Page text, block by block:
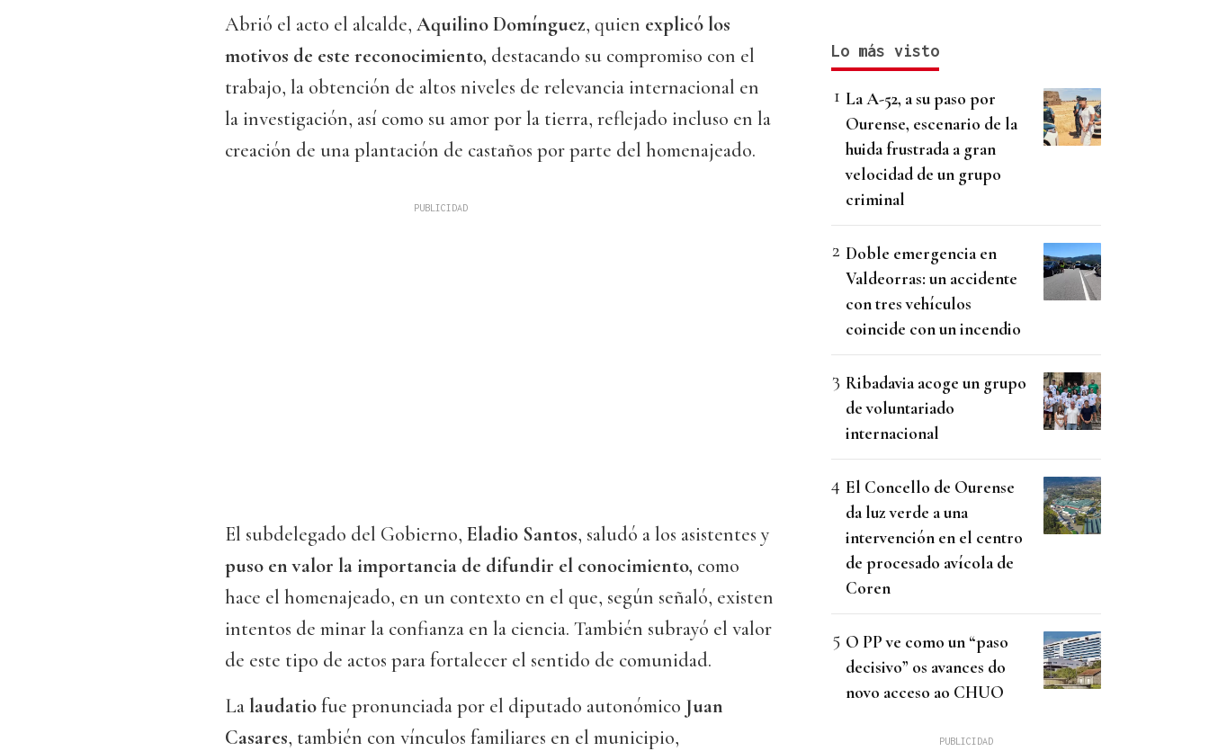
Abrió el acto el alcalde, Aquilino Domínguez, quien explicó los
motivos de este reconocimiento, destacando su compromiso con el
trabajo, la obtención de altos niveles de relevancia internacional en
la investigación, así como su amor por la tierra, reflejado incluso en la
creación de una plantación de castaños por parte del homenajeado.
El subdelegado del Gobierno, Eladio Santos, saludó a los asistentes y
puso en valor la importancia de difundir el conocimiento, como
hace el homenajeado, en un contexto en el que, según señaló, existen
intentos de minar la confianza en la ciencia. También subrayó el valor
de este tipo de actos para fortalecer el sentido de comunidad.
La laudatiofue pronunciada por el diputado autonómico Juan
Casares, también con vínculos familiares en el municipio,
Lo más visto
La A-52, a su paso por
Ourense, escenario de la
huida frustrada a gran
velocidad de un grupo
criminal
Doble emergencia en
Valdeorras: un accidente
con tres vehículos
coincide con un incendio
Ribadavia acoge un grupo
de voluntariado
internacional
El Concello de Ourense
da luz verde a una
intervención en el centro
de procesado avícola de
Coren
O PP ve como un “paso
decisivo” os avances do
novo acceso ao CHUO